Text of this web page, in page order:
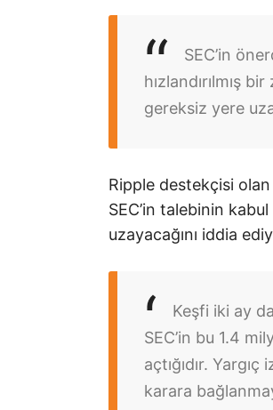
SEC’in
hızlandırılmış
gereksiz yere
Ripple destekçisi
SEC’in talebinin
uzayacağını iddia
Keşfi iki ay
SEC’in bu 1.4
açtığıdır.
karara